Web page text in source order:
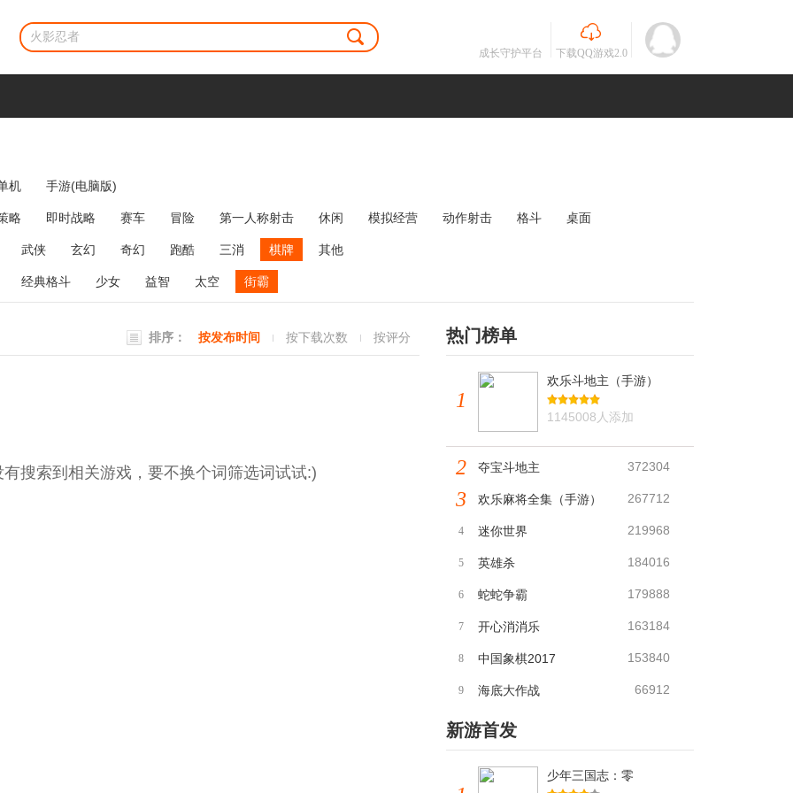
成长守护平台 下载QQ游戏2.0
机 手游(电脑版)
略 即时战略 赛车 冒险 第一人称射击 休闲 模拟经营 动作射击 格斗
桌面
牌类
麻将 网络游戏 弹幕射击 策略塔防
武侠 玄幻 奇幻 跑酷 三消 棋牌 其他
经典格斗 少女 益智 太空 街霸
排序： 按发布时间 按下载次数 按评分
搜索到相关游戏，要不换个词筛选词试试:)
热门榜单
1
欢乐斗地主（手游）
1145008人添加
2 夺宝斗地主 372304
3 欢乐麻将全集（手游） 267712
4 迷你世界 219968
5 英雄杀 184016
6 蛇蛇争霸 179888
7 开心消消乐 163184
8 中国象棋2017 153840
9 海底大作战 66912
新游首发
少年三国志：零